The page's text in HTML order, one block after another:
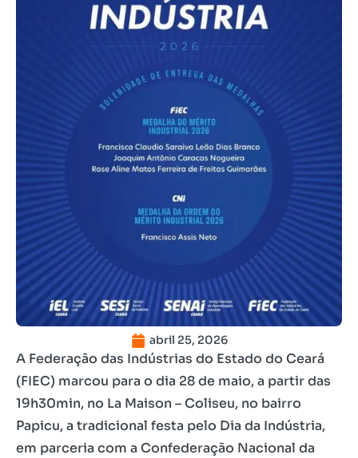
abril 25, 2026
A Federação das Indústrias do Estado do Ceará
(FIEC) marcou para o dia 28 de maio, a partir das
19h30min, no La Maison – Coliseu, no bairro
Papicu, a tradicional festa pelo Dia da Indústria,
em parceria com a Confederação Nacional da